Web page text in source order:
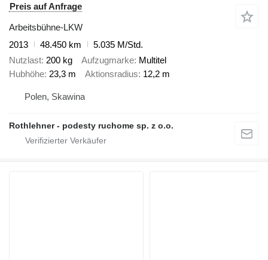
Preis auf Anfrage
Arbeitsbühne-LKW
2013
48.450 km
5.035 M/Std.
Nutzlast 200 kg Aufzugmarke Multitel
Hubhöhe 23,3 m Aktionsradius 12,2 m
Polen, Skawina
Rothlehner - podesty ruchome sp. z o.o.